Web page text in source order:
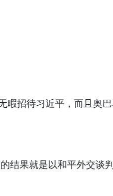
招待习近平，而且奥
果就是以和平外交谈